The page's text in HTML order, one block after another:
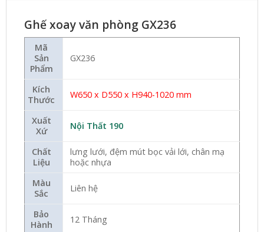
Ghế xoay văn phòng GX236
Mã
Sản
Phẩm
GX236
Kích
Thước
W650 x D550 x H940-1020 mm
Xuất
Xứ
Nội Thất 190
Chất
Liệu
lưng lưới, đệm mút bọc vải lới, chân mạ
hoặc nhựa
Màu
Sắc
Liên hệ
Bảo
Hành
12 Tháng